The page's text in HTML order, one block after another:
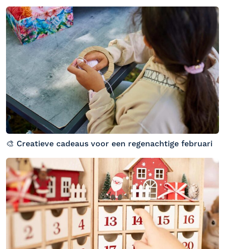
🎨 Creatieve cadeaus voor een regenachtige februari